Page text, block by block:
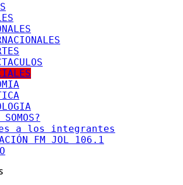
a los integrantes
FM JOL 106.1